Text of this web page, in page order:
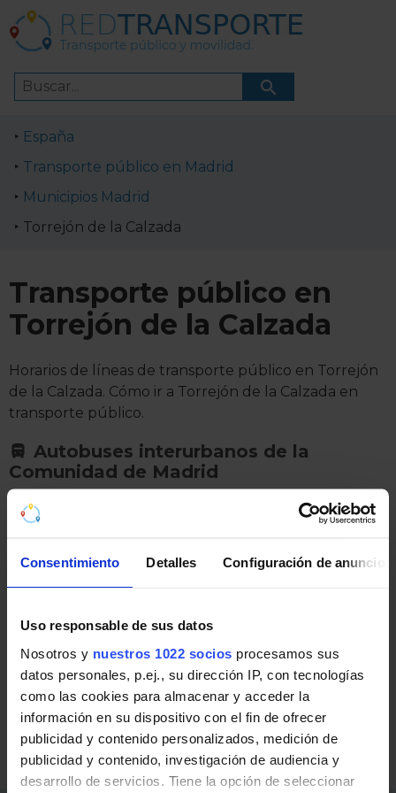
Consentimiento Detalles Configuración de anuncios
Uso responsable de sus datos
Nosotros y nuestros 1022 socios procesamos sus
datos personales, p.ej., su dirección IP, con tecnologías
como las cookies para almacenar y acceder la
información en su dispositivo con el fin de ofrecer
publicidad y contenido personalizados, medición de
publicidad y contenido, investigación de audiencia y
desarrollo de servicios. Tiene la opción de seleccionar
España
Transporte público en Madrid
Municipios Madrid
Torrejón de la Calzada
Transporte público en
Torrejón de la Calzada
Horarios de líneas de transporte público en Torrejón
de la Calzada. Cómo ir a Torrejón de la Calzada en
transporte público.
Autobuses interurbanos de la
Comunidad de Madrid
Líneas de Autobuses interurbanos de la Comunidad
460
Madrid (Plaza Elíptica) - Parla - Batres
de Velasco
464
Madrid (Plaza Elíptica) - Parla - Yunclillos
466
Parla - Valdemoro
VAC-023
Madrid (Plaza Elíptica) - Toledo
VAC-152
Madrid (Estación Sur) - Piedrabuena